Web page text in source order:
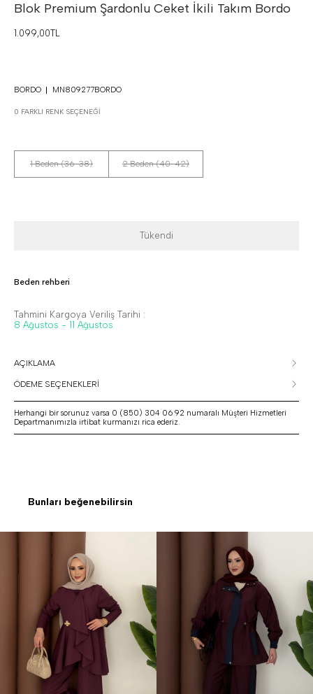
Blok Premium Şardonlu Ceket İkili Takım Bordo
1.099,00TL
BORDO MN809277BORDO
0 FARKLI RENK SEÇENEĞI
1 Beden (36-38) 2 Beden (40-42)
Tükendi
Beden rehberi
Tahmini Kargoya Veriliş Tarihi :
8 Ağustos - 11 Ağustos
AÇIKLAMA
ÖDEME SEÇENEKLERİ
Herhangi bir sorunuz varsa 0 (850) 304 06 92 numaralı Müşteri Hizmetleri
Departmanımızla irtibat kurmanızı rica ederiz.
Bunları beğenebilirsin